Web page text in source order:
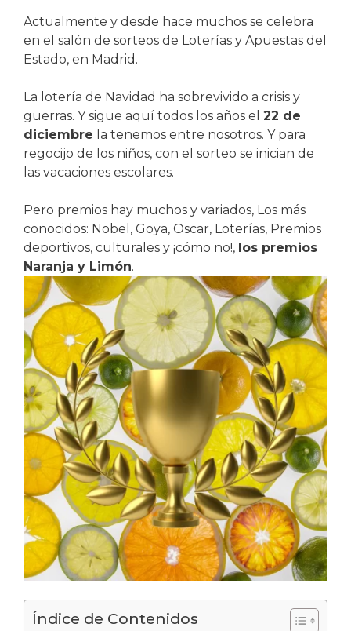
Actualmente y desde hace muchos se celebra
en el salón de sorteos de Loterías y Apuestas del
Estado, en Madrid.
La lotería de Navidad ha sobrevivido a crisis y
guerras. Y sigue aquí todos los años el 22 de
diciembre la tenemos entre nosotros. Y para
regocijo de los niños, con el sorteo se inician de
las vacaciones escolares.
Pero premios hay muchos y variados, Los más
conocidos: Nobel, Goya, Oscar, Loterías, Premios
deportivos, culturales y ¡cómo no!, los premios
Naranja y Limón.
Índice de Contenidos